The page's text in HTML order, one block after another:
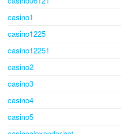
casino1
casino1225
casino12251
casino2
casino3
casino4
casino5